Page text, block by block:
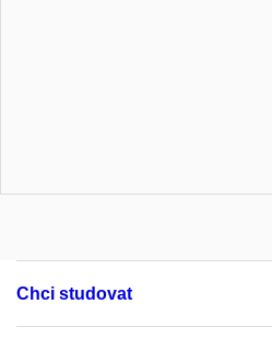
Chci studovat